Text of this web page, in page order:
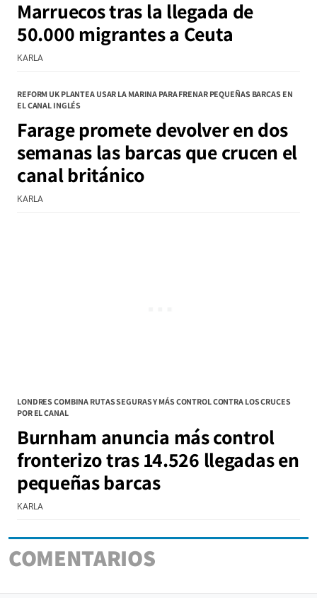
Marruecos tras la llegada de
50.000 migrantes a Ceuta
KARLA
REFORM UK PLANTEA USAR LA MARINA PARA FRENAR PEQUEÑAS BARCAS EN
EL CANAL INGLÉS
Farage promete devolver en dos
semanas las barcas que crucen el
canal británico
KARLA
LONDRES COMBINA RUTAS SEGURAS Y MÁS CONTROL CONTRA LOS CRUCES
POR EL CANAL
Burnham anuncia más control
fronterizo tras 14.526 llegadas en
pequeñas barcas
KARLA
COMENTARIOS